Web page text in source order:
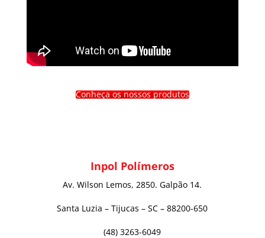
Conheça os nossos produtos
Inpol Polímeros
Av. Wilson Lemos, 2850. Galpão 14.
Santa Luzia – Tijucas – SC – 88200-650
(48) 3263-6049